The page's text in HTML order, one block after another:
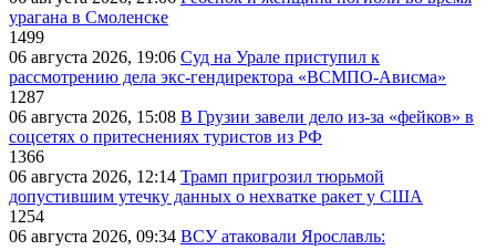
урагана в Смоленске
1499
06 августа 2026, 19:06 Суд на Урале приступил к
рассмотрению дела экс-гендиректора «ВСМПО-Ависма»
1287
06 августа 2026, 15:08 В Грузии завели дело из-за «фейков» в
соцсетях о притеснениях туристов из РФ
1366
06 августа 2026, 12:14 Трамп пригрозил тюрьмой
допустившим утечку данных о нехватке ракет у США
1254
06 августа 2026, 09:34 ВСУ атаковали Ярославль: